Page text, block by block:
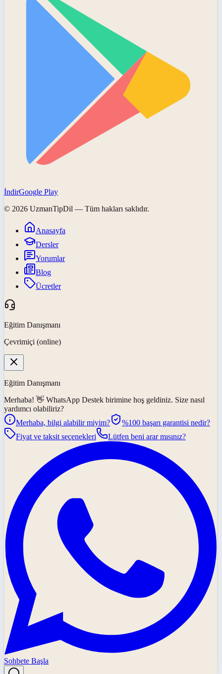
İndirGoogle Play
© 2026 UzmanTipDil — Tüm hakları saklıdır.
Anasayfa
Dersler
Yorumlar
Blog
Ücretler
Eğitim Danışmanı
Çevrimiçi (online)
Eğitim Danışmanı
Merhaba! 👋 WhatsApp Destek birimine hoş geldiniz. Size nasıl
yardımcı olabiliriz?
Merhaba, bilgi alabilir miyim?
%100 başarı garantisi nedir?
Fiyat ve taksit seçenekleri
Lütfen beni arar mısınız?
Sohbete Başla